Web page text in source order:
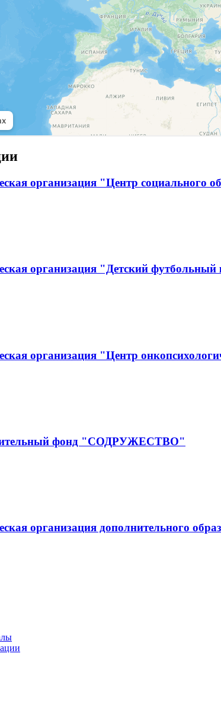
организация "Центр социального
организация "Детский
организация "Центр
фонд "СОДРУЖЕСТВО"
организация дополнительного